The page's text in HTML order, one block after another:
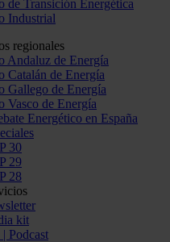
de Transición Energética
Industrial
regionales
Andaluz de Energía
Catalán de Energía
Gallego de Energía
Vasco de Energía
Energético en España
30
29
28
kit
Podcast